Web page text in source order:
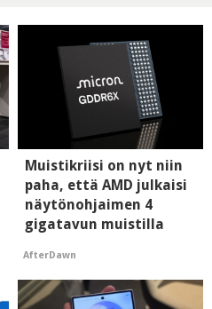
Muistikriisi on nyt niin
paha, että AMD julkaisi
näytönohjaimen 4
gigatavun muistilla
AfterDawn